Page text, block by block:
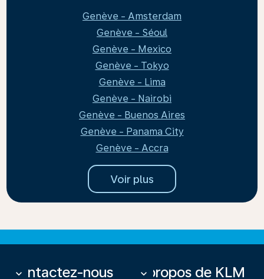
Genève - Amsterdam
Genève - Séoul
Genève - Mexico
Genève - Tokyo
Genève - Lima
Genève - Nairobi
Genève - Buenos Aires
Genève - Panama City
Genève - Accra
Voir plus
Contactez-nous
keyboard_arrow_down À propos de KLM
keyboard_arrow_down